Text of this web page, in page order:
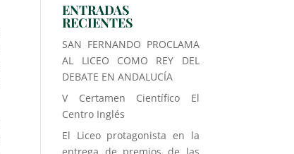
ENTRADAS
RECIENTES
SAN FERNANDO PROCLAMA
AL LICEO COMO REY DEL
DEBATE EN ANDALUCÍA
V Certamen Científico El
Centro Inglés
El Liceo protagonista en la